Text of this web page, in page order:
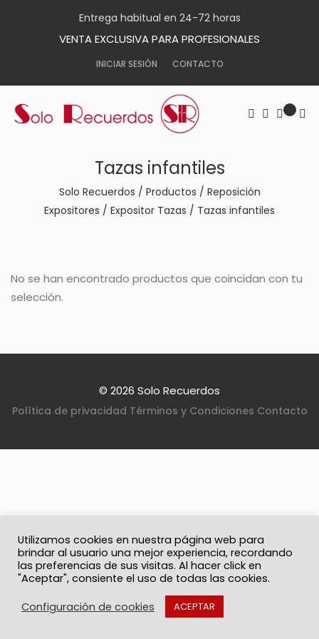
Entrega habitual en 24-72 horas
VENTA EXCLUSIVA PARA PROFESIONALES
INICIAR SESIÓN CONTACTO
Tazas infantiles
Solo Recuerdos / Productos / Reposición
Expositores / Expositor Tazas / Tazas infantiles
No se han encontrado productos que coincidan con tu
selección.
© 2026 Solo Recuerdos
Política de privacidad Términos y Condiciones Contacto
Utilizamos cookies en nuestra página web para
brindar al usuario una mejor experiencia, recordando
las preferencias de sus visitas. Al hacer click en
"Aceptar", consiente el uso de todas las cookies.
Configuración de cookies
ACEPTAR